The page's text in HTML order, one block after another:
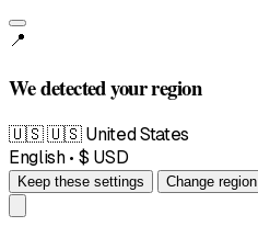
📍
We detected your region
🇺🇸🇺🇸 United States
English • $ USD
Keep these settings Change region